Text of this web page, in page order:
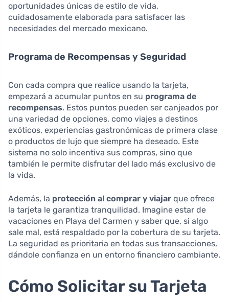
oportunidades únicas de estilo de vida,
cuidadosamente elaborada para satisfacer las
necesidades del mercado mexicano.
Programa de Recompensas y Seguridad
Con cada compra que realice usando la tarjeta,
empezará a acumular puntos en su programa de
recompensas. Estos puntos pueden ser canjeados por
una variedad de opciones, como viajes a destinos
exóticos, experiencias gastronómicas de primera clase
o productos de lujo que siempre ha deseado. Este
sistema no solo incentiva sus compras, sino que
también le permite disfrutar del lado más exclusivo de
la vida.
Además, la protección al comprar y viajar que ofrece
la tarjeta le garantiza tranquilidad. Imagine estar de
vacaciones en Playa del Carmen y saber que, si algo
sale mal, está respaldado por la cobertura de su tarjeta.
La seguridad es prioritaria en todas sus transacciones,
dándole confianza en un entorno financiero cambiante.
Cómo Solicitar su Tarjeta